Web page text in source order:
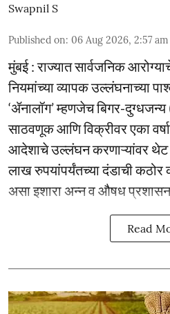
Swapnil S
Published on: 06 Aug 2026, 2:57 am
मुंबई : राज्यात सार्वजनिक
नियमांच्या व्यापक उल्लंघनाच्या
‘ॲनालॉग’ म्हणजेच बिगर-दुग्धजन्य
साठवणूक आणि विक्रीवर एका
आदेशाचे उल्लंघन करणाऱ्यांवर थेट
लाख रुपयांपर्यंतच्या दंडाची
असा इशारा अन्न व औषध
Read